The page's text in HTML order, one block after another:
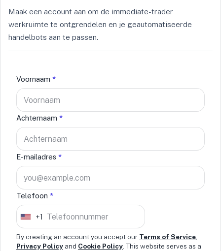
Maak een account aan om de immediate-trader
werkruimte te ontgrendelen en je geautomatiseerde
handelbots aan te passen.
Voornaam *
Achternaam *
E-mailadres *
Telefoon *
U
i
+1
By creating an account you accept our Terms of Service
Privacy Policy and Cookie Policy . This website serves as a